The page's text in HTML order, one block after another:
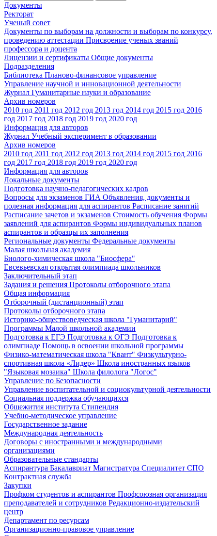
Документы
Ректорат
Ученый совет
Документы по выборам на должности и выборам по конкурсу,
проведению аттестации Присвоение ученых званий
профессора и доцента
Лицензии и сертификаты Общие документы
Подразделения
Библиотека Планово-финансовое управление
Управление научной и инновационной деятельности
Журнал Гуманитарные науки и образование
Архив номеров
2010 год 2011 год 2012 год 2013 год 2014 год 2015 год 2016
год 2017 год 2018 год 2019 год 2020 год
Информация для авторов
Журнал Учебный эксперимент в образовании
Архив номеров
2010 год 2011 год 2012 год 2013 год 2014 год 2015 год 2016
год 2017 год 2018 год 2019 год 2020 год
Информация для авторов
Локальные документы
Подготовка научно-педагогических кадров
Вопросы для экзаменов ГИА Объявления, документы и
полезная информация для аспирантов Расписание занятий
Расписание зачетов и экзаменов Стоимость обучения Формы
заявлений для аспирантов Формы индивидуальных планов
аспирантов и образцы их заполнения
Региональные документы Федеральные документы
Малая школьная академия
Биолого-химическая школа "Биосфера"
Евсевьевская открытая олимпиада школьников
Заключительный этап
Задания и решения Протоколы отборочного этапа
Общая информация
Отборочный (дистанционный) этап
Протоколы отборочного этапа
Историко-обществоведческая школа "Гуманитарий"
Программы Малой школьной академии
Подготовка к ЕГЭ Подготовка к ОГЭ Подготовка к
олимпиаде Помощь в освоении школьной программы
Физико-математическая школа "Квант" Физкультурно-
спортивная школа «Лидер» Школа иностранных языков
"Языковая мозаика" Школа филолога "Логос"
Управление по Безопасности
Управление воспитательной и социокультурной деятельности
Социальная поддержка обучающихся
Общежития института Стипендия
Учебно-методическое управление
Государственное задание
Международная деятельность
Договоры с иностранными и международными
организациями
Образовательные стандарты
Аспирантура Бакалавриат Магистратура Специалитет СПО
Контрактная служба
Закупки
Профком студентов и аспирантов Профсоюзная организация
преподавателей и сотрудников Редакционно-издательский
центр
Департамент по ресурсам
Организационно-правовое управление